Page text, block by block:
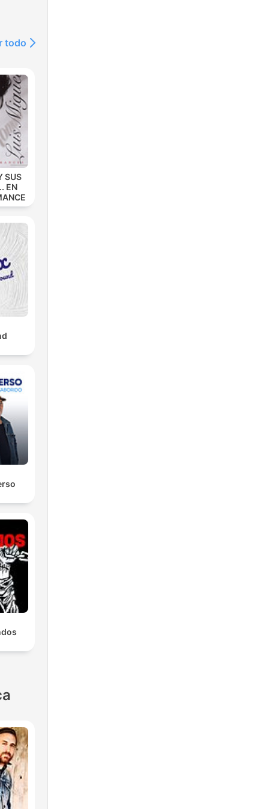
todo
SUS
EN